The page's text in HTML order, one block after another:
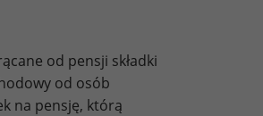
od pensji składki
od osób
na pensję, którą